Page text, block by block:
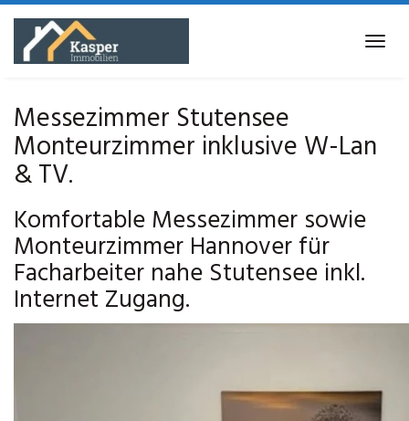
Skip
main
Messezimmer Stutensee
Monteurzimmer inklusive W-Lan
& TV.
Komfortable Messezimmer sowie
Monteurzimmer Hannover für
Facharbeiter nahe Stutensee inkl.
Internet Zugang.